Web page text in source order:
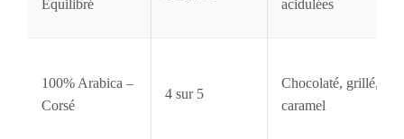
Équilibré
acidulées
100% Arabica –
Corsé
4 sur 5
Chocolaté, grillé,
caramel